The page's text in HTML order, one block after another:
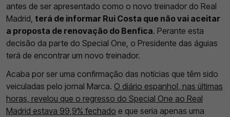
antes de ser apresentado como o novo treinador do Real
Madrid, terá de informar Rui Costa que não vai aceitar
a proposta de renovação do Benfica. Perante esta
decisão da parte do Special One, o Presidente das águias
terá de encontrar um novo treinador.
Acaba por ser uma confirmação das notícias que têm sido
veiculadas pelo jornal Marca. O diário espanhol, nas últimas
horas, revelou que o regresso do Special One ao Real
Madrid estava 99,9% fechado e que seria apenas uma